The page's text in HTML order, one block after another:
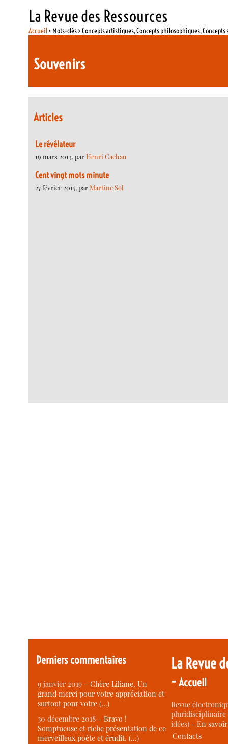
La Revue des Ressources
Accueil> Mots-clés > Concepts artistiques, Concepts philosophiques,
Souvenirs
Articles
Le révélateur
19 mars 2013, parHenri Cachau
Cent vingt mots minute
27 février 2015, parMartine Sol
Derniers commentaires
9 janvier 2019 –Chère Liliane, Un
grand merci pour votre appréciation et
surtout pour votre (…)
30 décembre 2018 –Bravo !
Somptueuse et riche présentation de ce
merveilleux poète et érudit. (…)
La Revue
-Accueil
Revue
idées) -En
Contacts